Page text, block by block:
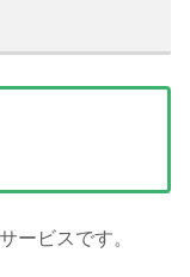
ービスです。